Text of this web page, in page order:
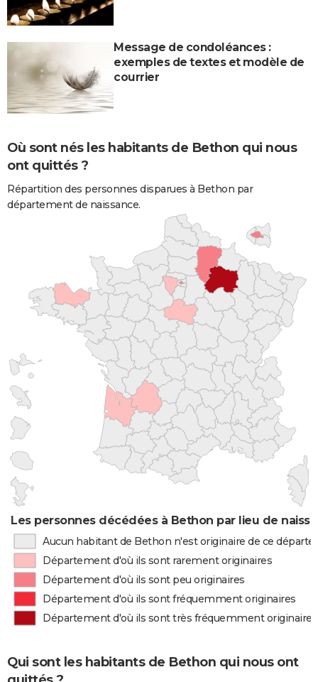
Message de condoléances :
exemples de textes et modèle de
courrier
Où sont nés les habitants de Bethon qui nous
ont quittés ?
Répartition des personnes disparues à Bethon par
département de naissance.
Les personnes décédées à Bethon par lieu de
Aucun habitant de Bethon n'est originaire de ce
Département d'où ils sont rarement originaires
Département d'où ils sont peu originaires
Département d'où ils sont fréquemment originaires
Département d'où ils sont très fréquemment originaires
Qui sont les habitants de Bethon qui nous ont